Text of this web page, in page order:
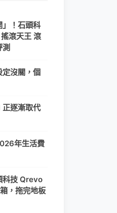
」！石頭科
滾天王 滾
定沒關，個
逐漸取代
年生活費
科技 Qrevo
，拖完地板